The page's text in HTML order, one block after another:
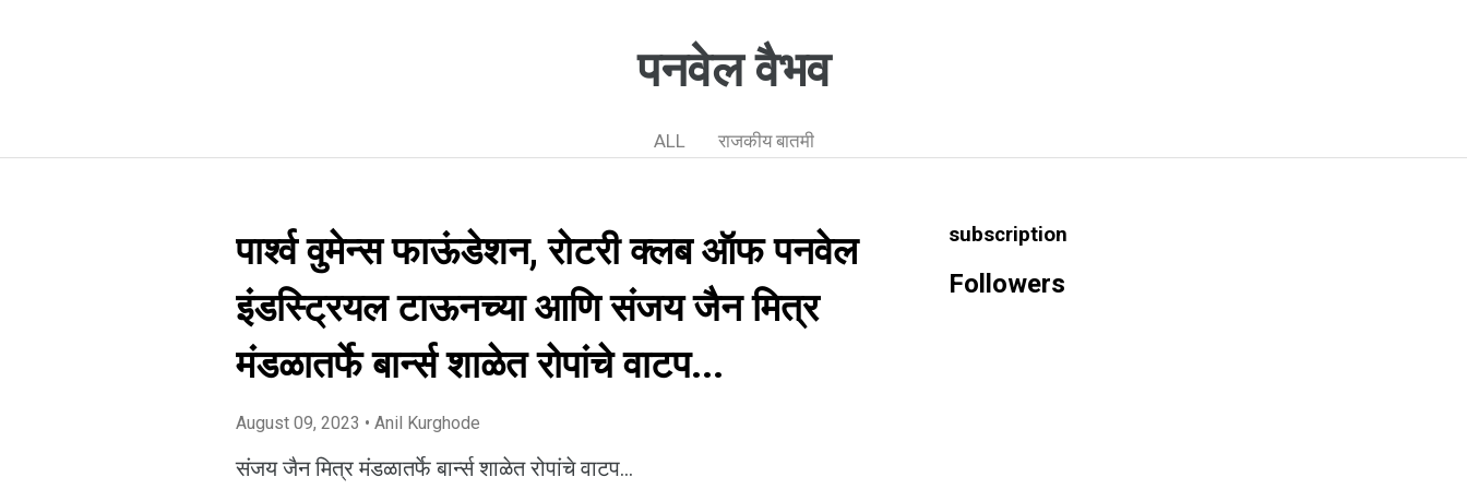
पनवेल वैभव
ALL राजकीय बातमी
पार्श्व वुमेन्स फाऊंडेशन, रोटरी क्लब ऑफ पनवेल
इंडस्ट्रियल टाऊनच्या आणि संजय जैन मित्र
मंडळातर्फे बार्न्स शाळेत रोपांचे वाटप...
August 09, 2023 • Anil Kurghode
संजय जैन मित्र मंडळातर्फे बार्न्स शाळेत रोपांचे वाटप...
subscription
Followers